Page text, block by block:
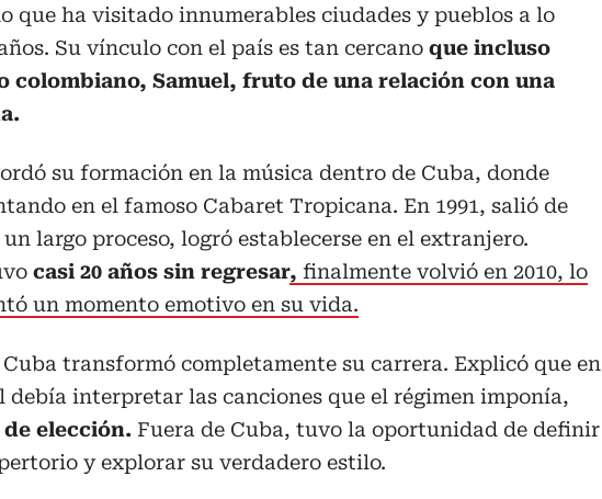
que ha visitado innumerables ciudades y pueblos a lo
Su vínculo con el país es tan cercano que incluso
colombiano, Samuel, fruto de una relación con una
su formación en la música dentro de Cuba, donde
en el famoso Cabaret Tropicana. En 1991, salió de
largo proceso, logró establecerse en el extranjero.
casi 20 años sin regresar, finalmente volvió en 2010, lo
un momento emotivo en su vida.
transformó completamente su carrera. Explicó que en
debía interpretar las canciones que el régimen imponía,
elección. Fuera de Cuba, tuvo la oportunidad de definir
y explorar su verdadero estilo.